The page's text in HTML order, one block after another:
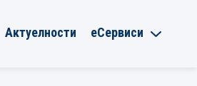
Актуелности еСервиси